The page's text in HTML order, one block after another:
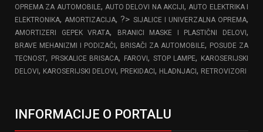
OPREMA ZA AUTOMOBILE,AUTO DELOVI NA AKCIJI,AUTO ELEKTRIKA I
ELEKTRONIKA,AMORTIZACIJA, ?> SIJALICE I UNIVERZALNA OPREMA,
AMORTIZERI GEPEK VRATA, BRANICI MASKE I PLASTIČNI DELOVI,
BRAVE MEHANIZMI I PODIZAČI, BRISAČI ZA AUTOMOBILE, POSUDE ZA
TECNOST, PRSKALICE BRISACA, FAROVI, STOP LAMPE, KAROSERIJSKI
DELOVI, KAROSERIJSKI DELOVI, PREKIDACI, HLADNJACI, RETROVIZORI
INFORMACIJE O PORTALU